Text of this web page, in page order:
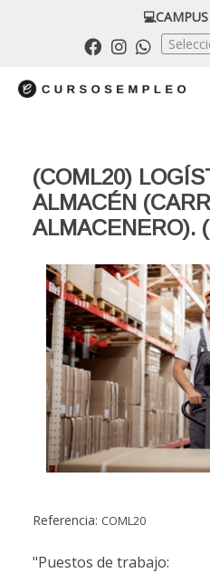
(COML20)
ALMACÉN
ALMACENERO).
Referencia: COML20
"Puestos de trabajo: